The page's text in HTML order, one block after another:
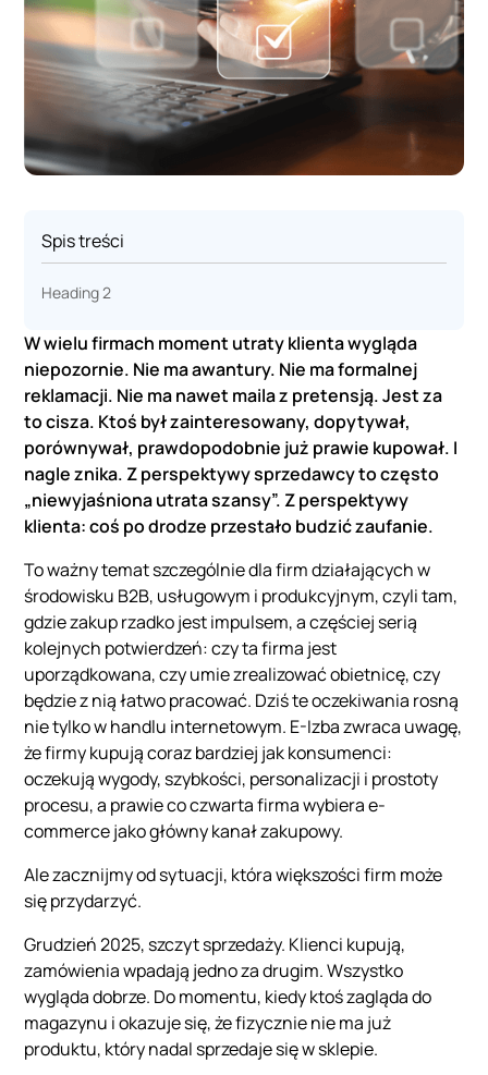
Spis treści
Heading 2
W wielu firmach moment utraty klienta wygląda
niepozornie. Nie ma awantury. Nie ma formalnej
reklamacji. Nie ma nawet maila z pretensją. Jest za
to cisza. Ktoś był zainteresowany, dopytywał,
porównywał, prawdopodobnie już prawie kupował. I
nagle znika. Z perspektywy sprzedawcy to często
„niewyjaśniona utrata szansy”. Z perspektywy
klienta: coś po drodze przestało budzić zaufanie.
To ważny temat szczególnie dla firm działających w
środowisku B2B, usługowym i produkcyjnym, czyli tam,
gdzie zakup rzadko jest impulsem, a częściej serią
kolejnych potwierdzeń: czy ta firma jest
uporządkowana, czy umie zrealizować obietnicę, czy
będzie z nią łatwo pracować. Dziś te oczekiwania rosną
nie tylko w handlu internetowym. E-Izba zwraca uwagę,
że firmy kupują coraz bardziej jak konsumenci:
oczekują wygody, szybkości, personalizacji i prostoty
procesu, a prawie co czwarta firma wybiera e-
commerce jako główny kanał zakupowy.
Ale zacznijmy od sytuacji, która większości firm może
się przydarzyć.
Grudzień 2025, szczyt sprzedaży. Klienci kupują,
zamówienia wpadają jedno za drugim. Wszystko
wygląda dobrze. Do momentu, kiedy ktoś zagląda do
magazynu i okazuje się, że fizycznie nie ma już
produktu, który nadal sprzedaje się w sklepie.